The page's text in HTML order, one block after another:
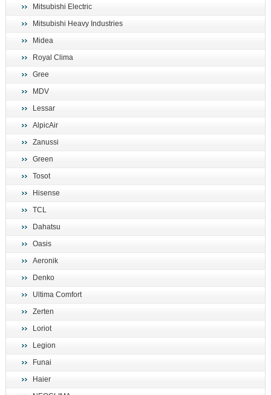
Mitsubishi Electric
Mitsubishi Heavy Industries
Midea
Royal Clima
Gree
MDV
Lessar
AlpicAir
Zanussi
Green
Tosot
Hisense
TCL
Dahatsu
Oasis
Aeronik
Denko
Ultima Comfort
Zerten
Loriot
Legion
Funai
Haier